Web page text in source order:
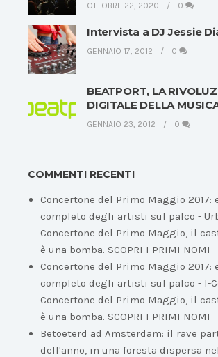
OTTOBRE 22, 2020 0
Intervista a DJ Jessie
GENNAIO 17, 2012 0
BEATPORT, LA
DIGITALE DELLA
GENNAIO 23, 2012 0
COMMENTI RECENTI
Concertone del Primo Maggio 2017:
completo degli artisti sul palco -
Concertone del Primo Maggio, il
è una bomba. SCOPRI I PRIMI NOMI
Concertone del Primo Maggio 2017:
completo degli artisti sul palco - I-
Concertone del Primo Maggio, il
è una bomba. SCOPRI I PRIMI NOMI
Betoeterd ad Amsterdam: il rave
dell'anno, in una foresta dispersa nel